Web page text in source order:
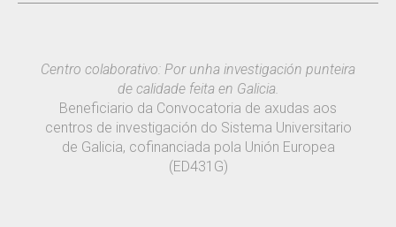
Centro colaborativo: Por unha investigación punteira
de calidade feita en Galicia.
Beneficiario da Convocatoria de axudas aos
centros de investigación do Sistema Universitario
de Galicia, cofinanciada pola Unión Europea
(ED431G)